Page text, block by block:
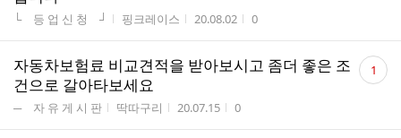
게시판명
└ 등 업 신 청 ┘ 작성자
핑크레이스 작성시간
20.08.02 조회수
0
자동차보험료 비교견적을 받아보시고 좀더 좋은 조
건으로 갈아타보세요
게시판명
─ 자 유 게 시 판 작성자
딱따구리 작성시간
20.07.15 조회수
0
댓
글 1